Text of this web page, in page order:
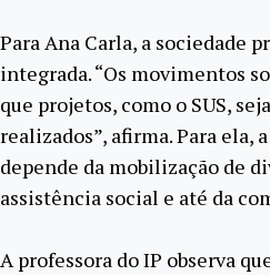
Para Ana Carla, a sociedade
integrada. “Os movimentos
que projetos, como o SUS,
realizados”, afirma. Para ela,
depende da mobilização de
assistência social e até da
A professora do IP observa